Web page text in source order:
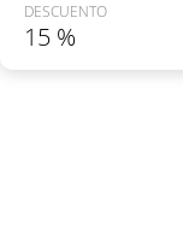
DESCUENTO
15 %